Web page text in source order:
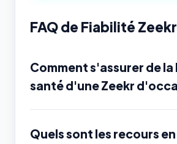
FAQ de Fiabilité Zeekr
Comment s'assurer de la
santé d'une Zeekr
Quels sont les recours